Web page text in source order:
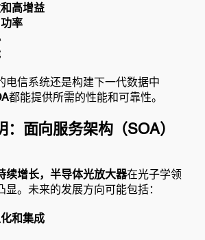
高增益
率
电信系统还是构建下一代数据中
都能提供所需的性能和可靠性。
：面向服务架构（SOA）
续增长，半导体光放大器在光子学领
显。未来的发展方向可能包括：
和集成